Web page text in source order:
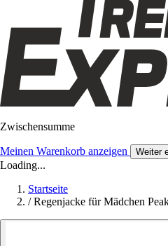
Zwischensumme
Meinen Warenkorb anzeigen Weiter
Loading...
Startseite
/ Regenjacke für Mädchen